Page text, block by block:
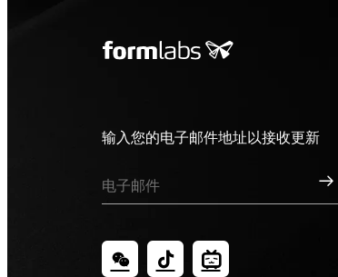
输入您的电子邮件地址以接收更新
订阅